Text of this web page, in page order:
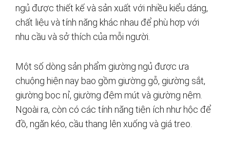
ngủ được thiết kế và sản xuất với nhiều kiểu dáng,
chất liệu và tính năng khác nhau để phù hợp với
nhu cầu và sở thích của mỗi người.
Một số dòng sản phẩm giường ngủ được ưa
chuộng hiện nay bao gồm giường gỗ, giường sắt,
giường bọc nỉ, giường đệm mút và giường nệm.
Ngoài ra, còn có các tính năng tiện ích như hộc để
đồ, ngăn kéo, cầu thang lên xuống và giá treo.